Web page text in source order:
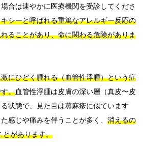
合は速やかに医療機関を受診してくださ
シーと呼ばれる重篤なアレルギー反応の
ることがあり、命に関わる危険がありま
にひどく腫れる（血管性浮腫）という症
。血管性浮腫は皮膚の深い層（真皮〜皮
状態で、見た目は蕁麻疹に似ています
感じや痛みを伴うことが多く、 消えるの
とがあります。